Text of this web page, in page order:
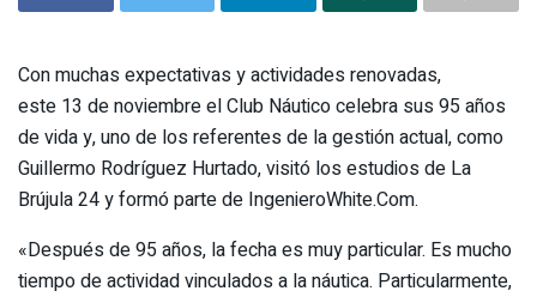
Con muchas expectativas y actividades renovadas,
este 13 de noviembre el Club Náutico celebra sus 95 años
de vida y, uno de los referentes de la gestión actual, como
Guillermo Rodríguez Hurtado, visitó los estudios de La
Brújula 24 y formó parte de IngenieroWhite.Com.
«Después de 95 años, la fecha es muy particular. Es mucho
tiempo de actividad vinculados a la náutica. Particularmente,